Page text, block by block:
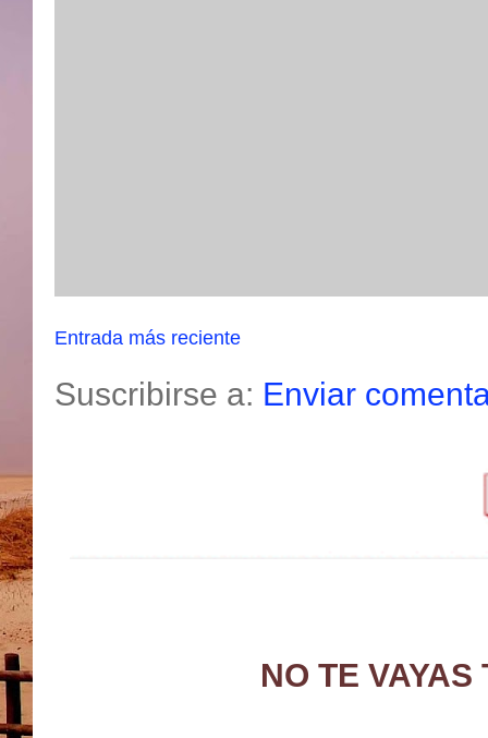
Entrada más reciente
Suscribirse a: Enviar
NO TE